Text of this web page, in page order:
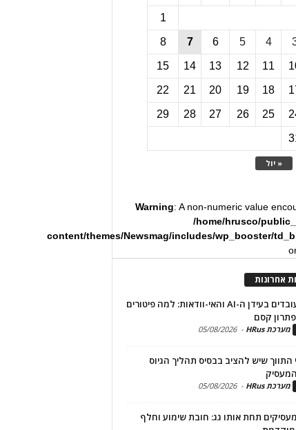
« יול
1
4
5
6
7
8
11
12
13
14
15
18
19
20
21
22
25
26
27
28
29
Warning: A non-numeric value
/home/hrusco/
content/themes/Newsmag/includes/wp_booster/
אחרונות
שימור עובדים בעידן ה-AI והאי-וודאות: למה פיטורים
קסם
מערכת HRus -
05/08/2026
התווך שיש להציב בבסיס תהליך הגיוס
המעסיק
מערכת HRus -
05/08/2026
מעסיקים תחת אותו גג: חובת שימוע וחלף